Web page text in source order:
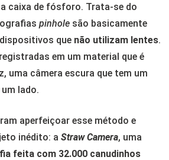
caixa de fósforo. Trata-se do
pinhole são basicamente
que não utilizam lentes.
em um material que é
uma câmera escura que tem um
um lado.
aperfeiçoar esse método e
inédito: a Straw Camera, uma
feita com 32.000 canudinhos